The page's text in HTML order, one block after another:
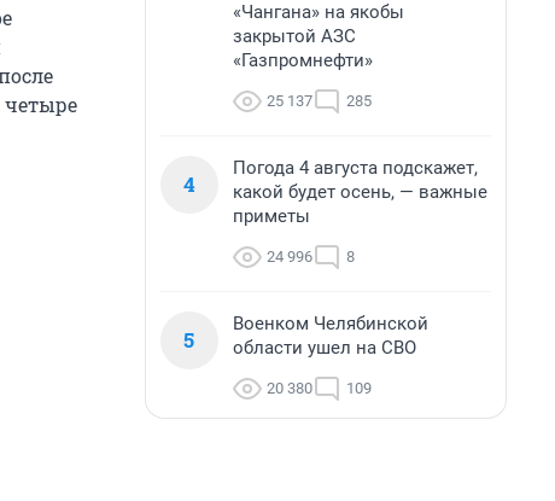
четыре
«Чангана» на якобы
закрытой АЗС
«Газпромнефти»
25 137 285
4
Погода 4 августа подскажет,
какой будет осень, — важные
приметы
24 996 8
5
Военком Челябинской
области ушел на СВО
20 380 109